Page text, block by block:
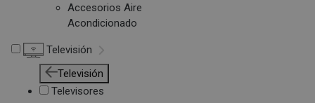
Accesorios Aire
Acondicionado
Televisión
Televisión
Televisores